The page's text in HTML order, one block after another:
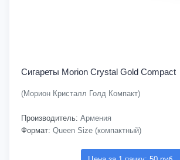
Сигареты Morion Crystal Gold Compact
(Морион Кристалл Голд Компакт)
Производитель: Армения
Формат: Queen Size (компактный)